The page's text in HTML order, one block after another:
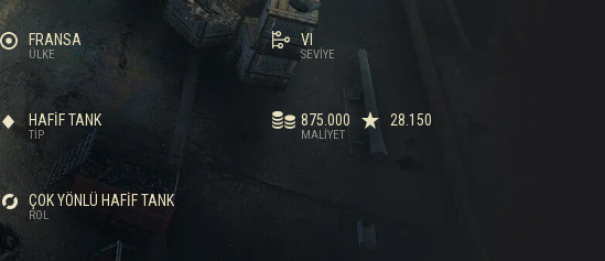
ÜLKE
FRANSA
SEVIYE
VI
TIP
HAFIF TANK
MALIYET
875.000 28.150
ROL
ÇOK YÖNLÜ HAFIF TANK